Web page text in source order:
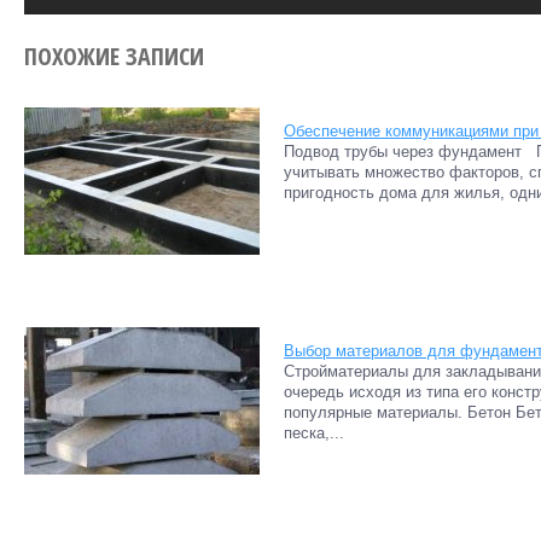
ПОХОЖИЕ ЗАПИСИ
Обеспечение коммуникациями
Подвод трубы через фундамент
учитывать множество факторов,
пригодность дома для жилья,
Выбор материалов для
Стройматериалы для
очередь исходя из типа его
популярные материалы. Бетон
песка,...